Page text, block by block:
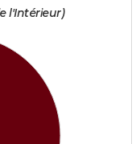
l'Intérieur)